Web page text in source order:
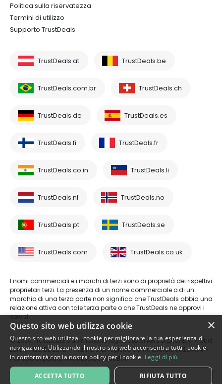
Politica sulla riservatezza
Termini di utilizzo
Supporto TrustDeals
TrustDeals.at TrustDeals.be
TrustDeals.com.br TrustDeals.ch
TrustDeals.de TrustDeals.es
TrustDeals.fi TrustDeals.fr
TrustDeals.co.in TrustDeals.li
TrustDeals.nl TrustDeals.no
TrustDeals.pt TrustDeals.se
TrustDeals.com TrustDeals.co.uk
I nomi commerciali e i marchi di terzi sono di proprietà dei rispettivi
proprietari terzi. La presenza di un nome commerciale o di un
marchio di una terza parte non significa che TrustDeals abbia una
relazione attiva con tale terza parte o che TrustDeals ne approvi i
servizi.
© 2026 TrustDeals è un marchio registrato di AMS Digital B.V. - Oud
Laren 1, 1251BL, Laren - numero di registro commerciale 80264174 -
numero di partita IVA: NL861609360B01
×
Questo sito web utilizza cookie
Questo sito web utilizza i cookie per migliorare la tua esperienza di
navigazione. Utilizzando il nostro sito web acconsenti a tutti i cookie
in conformità con la nostra policy per i cookie. Leggi di più
ACCETTA TUTTO RIFIUTA TUTTO